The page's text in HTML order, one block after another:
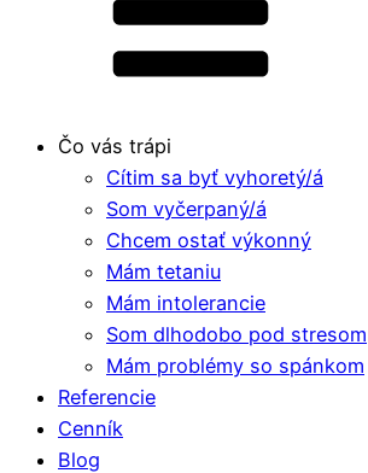
Čo vás trápi
Cítim sa byť vyhoretý/á
Som vyčerpaný/á
Chcem ostať výkonný
Mám tetaniu
Mám intolerancie
Som dlhodobo pod stresom
Mám problémy so spánkom
Referencie
Cenník
Blog